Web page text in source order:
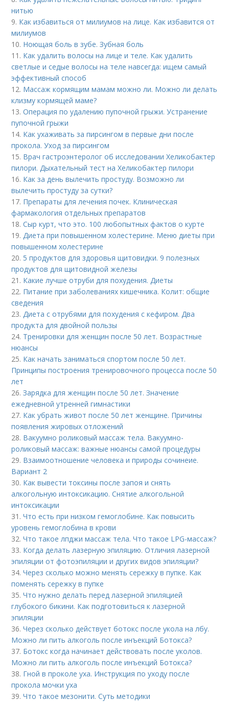
нитью
9. Как избавиться от милиумов на лице. Как избавится от
милиумов
10. Ноющая боль в зубе. Зубная боль
11. Как удалить волосы на лице и теле. Как удалить
светлые и седые волосы на теле навсегда: ищем самый
эффективный способ
12. Массаж кормящим мамам можно ли. Можно ли делать
клизму кормящей маме?
13.Операция по удалению пупочной грыжи. Устранение
пупочной грыжи
14. Как ухаживать за пирсингом в первые дни после
прокола. Уход за пирсингом
15. Врач гастроэнтеролог об исследовании Хеликобактер
пилори. Дыхательный тест на Хеликобактер пилори
16. Как за день вылечить простуду. Возможно ли
вылечить простуду за сутки?
17. Препараты для лечения почек. Клиническая
фармакология отдельных препаратов
18.Сыр курт, что это. 100 любопытных фактов о курте
19.Диета при повышенном холестерине. Меню диеты при
повышенном холестерине
20. 5 продуктов для здоровья щитовидки. 9 полезных
продуктов для щитовидной железы
21. Какие лучше отруби для похудения. Диеты
22. Питание при заболеваниях кишечника. Колит: общие
сведения
23.Диета с отрубями для похудения с кефиром. Два
продукта для двойной пользы
24. Тренировки для женщин после 50 лет. Возрастные
нюансы
25. Как начать заниматься спортом после 50 лет.
Принципы построения тренировочного процесса после 50
лет
26.Зарядка для женщин после 50 лет. Значение
ежедневной утренней гимнастики
27. Как убрать живот после 50 лет женщине. Причины
появления жировых отложений
28. Вакуумно роликовый массаж тела. Вакуумно-
роликовый массаж: важные нюансы самой процедуры
29. Взаимоотношение человека и природы сочинеие.
Вариант 2
30. Как вывести токсины после запоя и снять
алкогольную интоксикацию. Снятие алкогольной
интоксикации
31.Что есть при низком гемоглобине. Как повысить
уровень гемоглобина в крови
32.Что такое лпджи массаж тела. Что такое LPG-массаж?
33. Когда делать лазерную эпиляцию. Отличия лазерной
эпиляции от фотоэпиляции и других видов эпиляции?
34.Через сколько можно менять сережку в пупке. Как
поменять сережку в пупке
35.Что нужно делать перед лазерной эпиляцией
глубокого бикини. Как подготовиться к лазерной
эпиляции
36.Через сколько действует ботокс после укола на лбу.
Можно ли пить алкоголь после инъекций Ботокса?
37. Ботокс когда начинает действовать после уколов.
Можно ли пить алкоголь после инъекций Ботокса?
38. Гной в проколе уха. Инструкция по уходу после
прокола мочки уха
39.Что такое мезонити. Суть методики